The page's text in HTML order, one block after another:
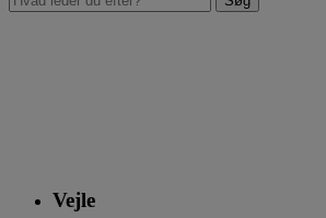
Vejle